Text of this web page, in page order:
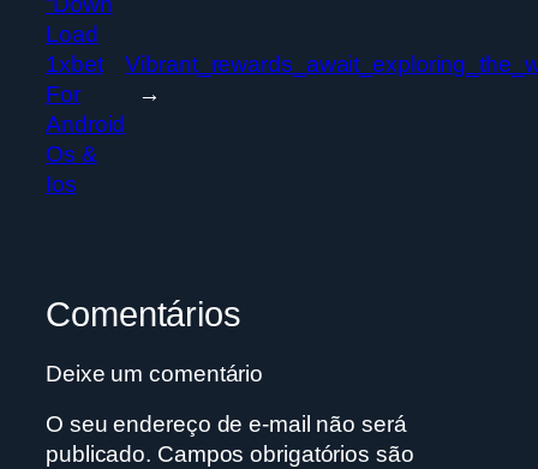
Load
1xbet
For
Android
Os &
Ios
→
Comentários
Deixe um comentário
O seu endereço de e-mail não será
publicado. Campos obrigatórios são